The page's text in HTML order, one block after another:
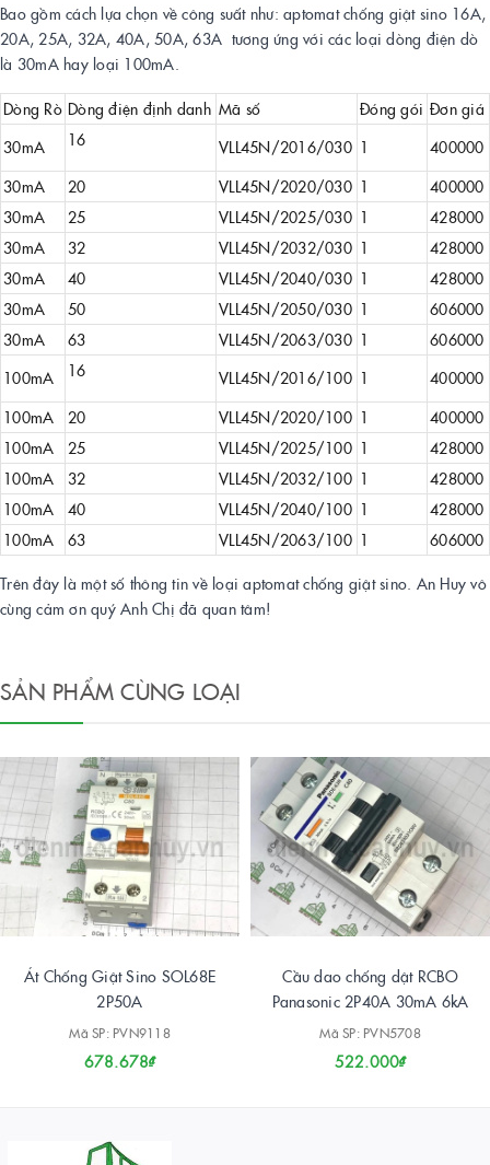
Bao gồm cách lựa chọn về công suất như: aptomat chống giật sino 16A,
20A, 25A, 32A, 40A, 50A, 63A tương ứng với các loại dòng điện dò
là 30mA hay loại 100mA.
Dòng Rò Dòng điện định danh Mã số Đóng gói Đơn giá
30mA
16 VLL45N/2016/030 1
400000
30mA
20 VLL45N/2020/030 1
400000
30mA
25 VLL45N/2025/030 1
428000
30mA
32 VLL45N/2032/030 1
428000
30mA
40 VLL45N/2040/030 1
428000
30mA
50 VLL45N/2050/030 1
606000
30mA
63 VLL45N/2063/030 1
606000
100mA
16 VLL45N/2016/100 1
400000
100mA
20 VLL45N/2020/100 1
400000
100mA
25 VLL45N/2025/100 1
428000
100mA
32 VLL45N/2032/100 1
428000
100mA
40 VLL45N/2040/100 1
428000
100mA
63 VLL45N/2063/100 1
606000
Trên đây là một số thông tin về loại aptomat chống giật sino. An Huy vô
cùng cảm ơn quý Anh Chị đã quan tâm!
SẢN PHẨM CÙNG LOẠI
Át Chống Giật Sino SOL68E
2P50A
Mã SP: PVN9118
678.678₫
Cầu dao chống dật RCBO
Panasonic 2P40A 30mA 6kA
Mã SP: PVN5708
522.000₫